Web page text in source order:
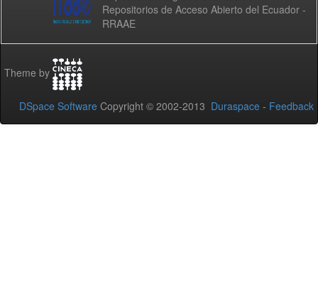
Repositorios de Acceso Abierto del Ecuador -
RRAAE
Theme by
DSpace Software Copyright © 2002-2013 Duraspace - Feedback